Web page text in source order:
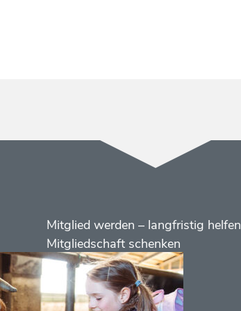
Menüs
Footer
2
Mitglied werden – langfristig helfen
Mitgliedschaft schenken
Kontakt